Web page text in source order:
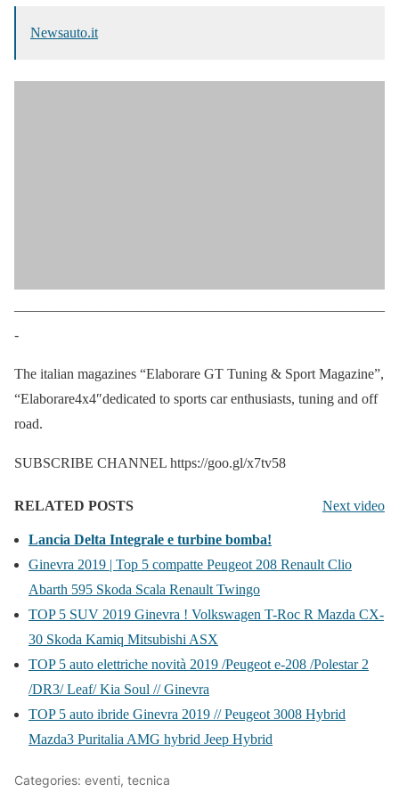
Newsauto.it
——————————————————————————
-
The italian magazines “Elaborare GT Tuning & Sport Magazine”,
“Elaborare4x4″dedicated to sports car enthusiasts, tuning and off
road.
SUBSCRIBE CHANNEL https://goo.gl/x7tv58
Next video
RELATED POSTS
Lancia Delta Integrale e turbine bomba!
Ginevra 2019 | Top 5 compatte Peugeot 208 Renault Clio
Abarth 595 Skoda Scala Renault Twingo
TOP 5 SUV 2019 Ginevra ! Volkswagen T-Roc R Mazda CX-
30 Skoda Kamiq Mitsubishi ASX
TOP 5 auto elettriche novità 2019 /Peugeot e-208 /Polestar 2
/DR3/ Leaf/ Kia Soul // Ginevra
TOP 5 auto ibride Ginevra 2019 // Peugeot 3008 Hybrid
Mazda3 Puritalia AMG hybrid Jeep Hybrid
Categories: eventi, tecnica